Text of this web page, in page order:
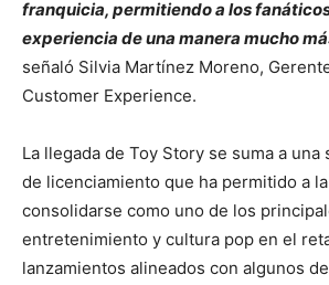
franquicia, permitiendo a los
experiencia de una manera mucho
señaló Silvia Martínez Moreno,
Customer Experience.
La llegada de Toy Story se suma a
de licenciamiento que ha permitido a
consolidarse como uno de los
entretenimiento y cultura pop en el
lanzamientos alineados con algunos